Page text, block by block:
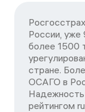
России, уже
более 1500
стране.
ОСАГО в
рейтингом